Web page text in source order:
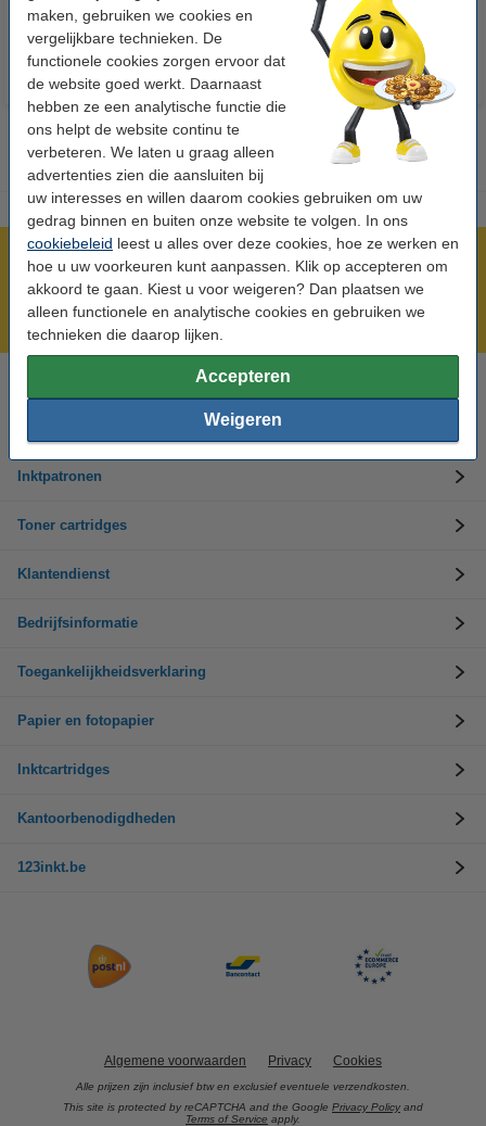
maken, gebruiken we cookies en
vergelijkbare technieken. De
functionele cookies zorgen ervoor dat
de website goed werkt. Daarnaast
hebben ze een analytische functie die
ons helpt de website continu te
verbeteren. We laten u graag alleen
advertenties zien die aansluiten bij
uw interesses en willen daarom cookies gebruiken om uw
gedrag binnen en buiten onze website te volgen. In ons
cookiebeleid leest u alles over deze cookies, hoe ze werken en
hoe u uw voorkeuren kunt aanpassen. Klik op accepteren om
akkoord te gaan. Kiest u voor weigeren? Dan plaatsen we
alleen functionele en analytische cookies en gebruiken we
technieken die daarop lijken.
Accepteren
Weigeren
Meer dan 5 miljoen klanten!
Voor 22.00 uur besteld, morgen in huis!
Laagsteprijsgarantie!
Hulp nodig? Bel ons op +32 (0)9 39 64 123
Op werkdagen van 8.30 tot 17 uur
Inktpatronen
Toner cartridges
Klantendienst
Bedrijfsinformatie
Toegankelijkheidsverklaring
Papier en fotopapier
Inktcartridges
Kantoorbenodigdheden
123inkt.be
Algemene voorwaarden Privacy Cookies
Alle prijzen zijn inclusief btw en exclusief eventuele verzendkosten.
This site is protected by reCAPTCHA and the Google Privacy Policy and
Terms of Service apply.